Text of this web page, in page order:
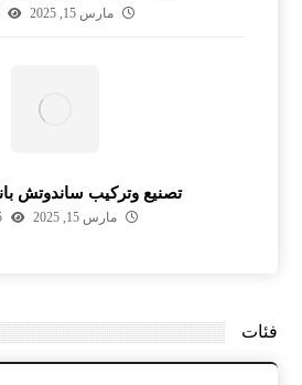
مارس 15, 2025
تصنيع وتركيب ساندوتش
مارس 15, 2025
فئات